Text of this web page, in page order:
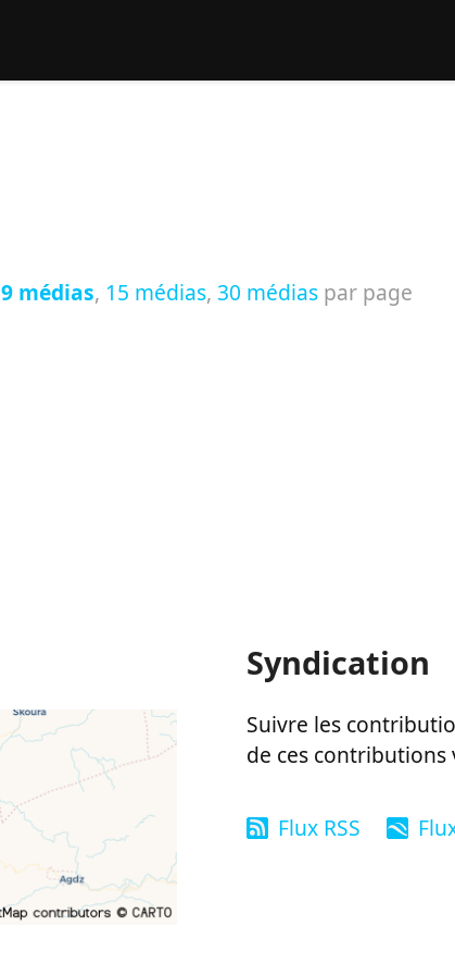
9 médias, 15 médias, 30 médias par page
Syndication
Suivre les
de ces
Flux RSS